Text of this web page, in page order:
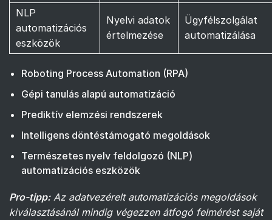
NLP
automatizációs
eszközök
Nyelvi adatok
értelmezése
Ügyfélszolgálat
automatizálása
Roboting Process Automation (RPA)
Gépi tanulás alapú automatizáció
Prediktív elemzési rendszerek
Intelligens döntéstámogató megoldások
Természetes nyelv feldolgozó (NLP)
automatizációs eszközök
Pro-tipp: Az adatvezérelt automatizációs megoldások
kiválasztásánál mindig végezzen átfogó felmérést saját